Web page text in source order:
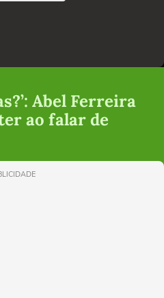
Abel Ferreira
ao falar de